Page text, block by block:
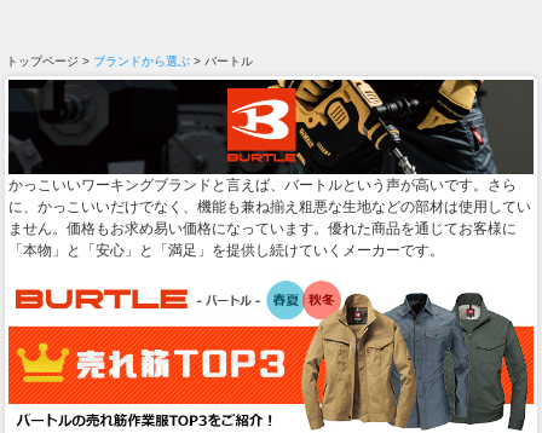
トップページ > ブランドから選ぶ > バートル
かっこいいワーキングブランドと言えば、バートルという声が高いです。さら
に、かっこいいだけでなく、機能も兼ね揃え粗悪な生地などの部材は使用してい
ません。価格もお求め易い価格になっています。優れた商品を通じてお客様に
「本物」と「安心」と「満足」を提供し続けていくメーカーです。